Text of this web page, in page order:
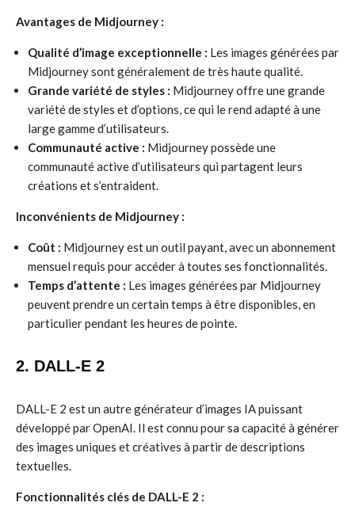
Avantages de Midjourney :
Qualité d’image exceptionnelle : Les images générées par
Midjourney sont généralement de très haute qualité.
Grande variété de styles : Midjourney offre une grande
variété de styles et d’options, ce qui le rend adapté à une
large gamme d’utilisateurs.
Communauté active : Midjourney possède une
communauté active d’utilisateurs qui partagent leurs
créations et s’entraident.
Inconvénients de Midjourney :
Coût : Midjourney est un outil payant, avec un abonnement
mensuel requis pour accéder à toutes ses fonctionnalités.
Temps d’attente : Les images générées par Midjourney
peuvent prendre un certain temps à être disponibles, en
particulier pendant les heures de pointe.
2. DALL-E 2
DALL-E 2 est un autre générateur d’images IA puissant
développé par OpenAI. Il est connu pour sa capacité à générer
des images uniques et créatives à partir de descriptions
textuelles.
Fonctionnalités clés de DALL-E 2 :